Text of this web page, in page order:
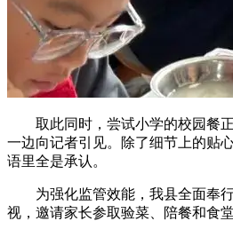
取此同时，尝试小学的校园餐正
一边向记者引见。除了细节上的贴
语里全是承认。
为强化监管效能，我县全面奉行
视，邀请家长参取验菜、陪餐和食